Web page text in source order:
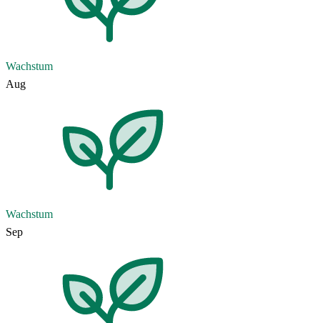
Wachstum
Aug
Wachstum
Sep